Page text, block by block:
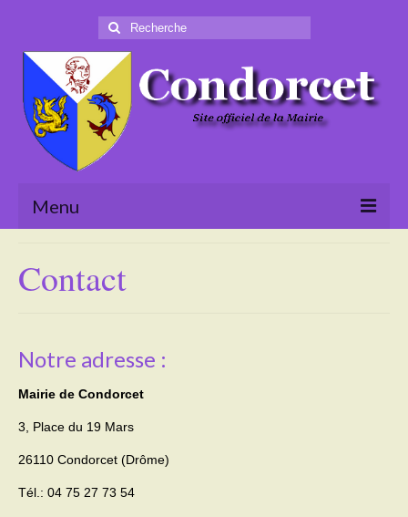
Rechercher
:
Menu
La Mairie
Tourisme
Contact
Notre adresse :
Mairie de Condorcet
3, Place du 19 Mars
26110 Condorcet (Drôme)
Tél.: 04 75 27 73 54